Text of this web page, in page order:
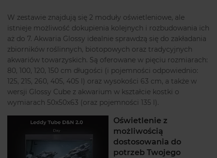
W zestawie znajdują się 2 moduły oświetleniowe, ale
istnieje możliwość dokupienia kolejnych i rozbudowania ich
aż do 7. Akwaria Glossy idealnie sprawdzą się do zakładania
zbiorników roślinnych, biotopowych oraz tradycyjnych
akwariów towarzyskich. Są oferowane w pięciu rozmiarach:
80, 100, 120, 150 cm długości (i pojemności odpowiednio:
125, 215, 260, 405, 405 l) oraz wysokości 63 cm, a także w
wersji Glossy Cube z akwarium w kształcie kostki o
wymiarach 50x50x63 (oraz pojemności 135 l).
Oświetlenie z
możliwością
dostosowania do
potrzeb Twojego